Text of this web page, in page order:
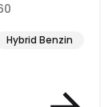
abn. Navi 360
Hybrid Benzin